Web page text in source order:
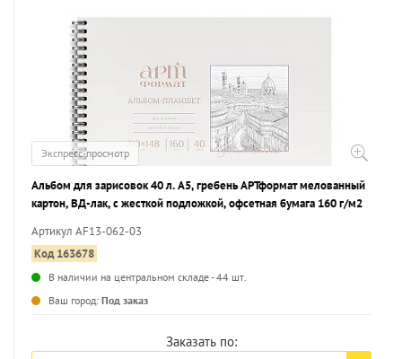
Экспресс-просмотр
Альбом для зарисовок 40 л. А5, гребень АРТформат мелованный
картон, ВД-лак, с жесткой подложкой, офсетная бумага 160 г/м2
Артикул AF13-062-03
Код 163678
В наличии на центральном складе - 44 шт.
Ваш город: Под заказ
Заказать по: